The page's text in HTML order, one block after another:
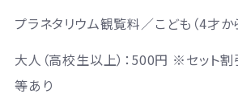
プラネタリウム観覧料／こども（4才か
大人（高校生以上）：500円 ※セット
等あり